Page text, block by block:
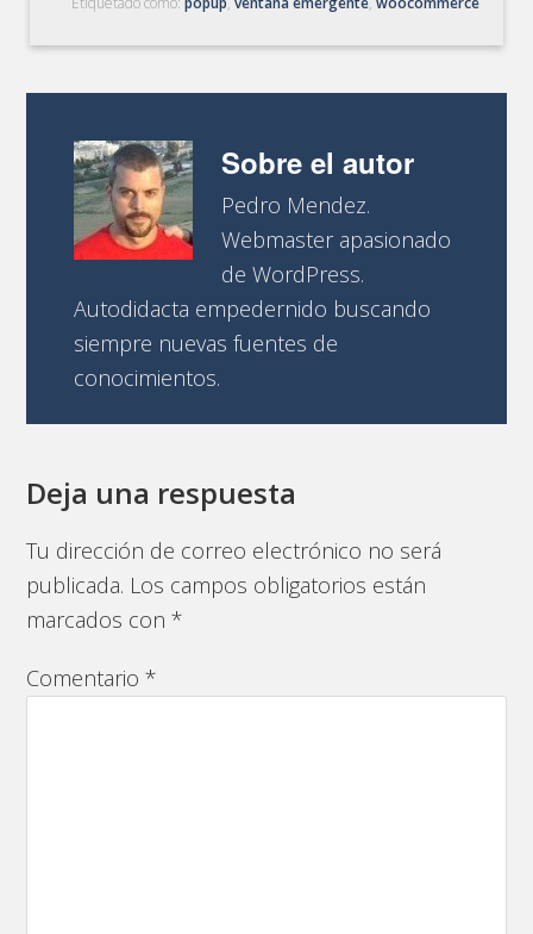
Sobre el autor
Pedro Mendez.
Webmaster apasionado
de WordPress.
Autodidacta empedernido buscando
siempre nuevas fuentes de
conocimientos.
Deja una respuesta
Tu dirección de correo electrónico no será
publicada. Los campos obligatorios están
marcados con*
Comentario*